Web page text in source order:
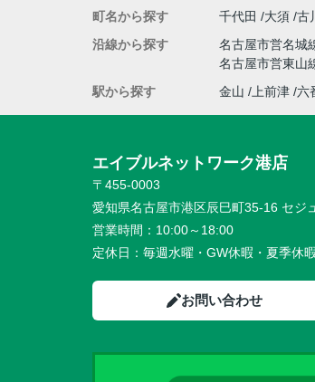
町名から探す
千代田 大須 古
沿線から探す
名古屋市営名城
名古屋市営東山
駅から探す
金山 上前津 六
エイブルネットワーク港店
〒455-0003
愛知県名古屋市港区辰巳町35-16 セジ
営業時間： 10:00～18:00
定休日： 毎週水曜・GW休暇・夏季休
お問い合わせ